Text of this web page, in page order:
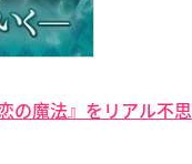
の魔法』をリアル不思